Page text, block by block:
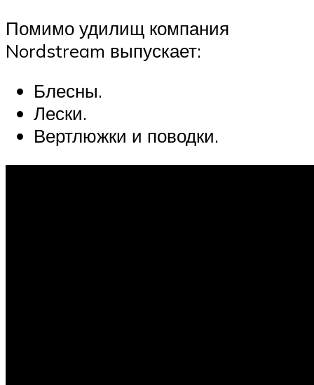
Помимо удилищ компания
Nordstream выпускает:
Блесны.
Лески.
Вертлюжки и поводки.